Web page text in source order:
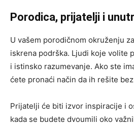
Porodica, prijatelji i
U vašem porodičnom okruženju
iskrena podrška. Ljudi koje volite
i istinsko razumevanje. Ako ste
ćete pronaći način da ih rešite
Prijatelji će biti izvor inspiracije i
kada se budete dvoumili oko